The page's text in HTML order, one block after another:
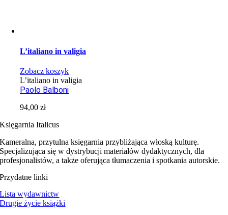
L’italiano in valigia
Zobacz koszyk
L’italiano in valigia
Paolo Balboni
94,00zł
Księgarnia Italicus
Kameralna, przytulna księgarnia przybliżająca włoską kulturę.
Specjalizująca się w dystrybucji materiałów dydaktycznych, dla
profesjonalistów, a także oferująca tłumaczenia i spotkania autorskie.
Przydatne linki
Lista wydawnictw
Drugie życie książki